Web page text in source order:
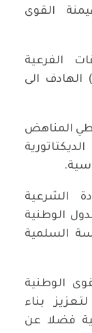
القوى
الفرعية
الهادف الى
المناهض
الشرعية
الوطنية
السلمية
الوطنية
بناء
فضلا عن